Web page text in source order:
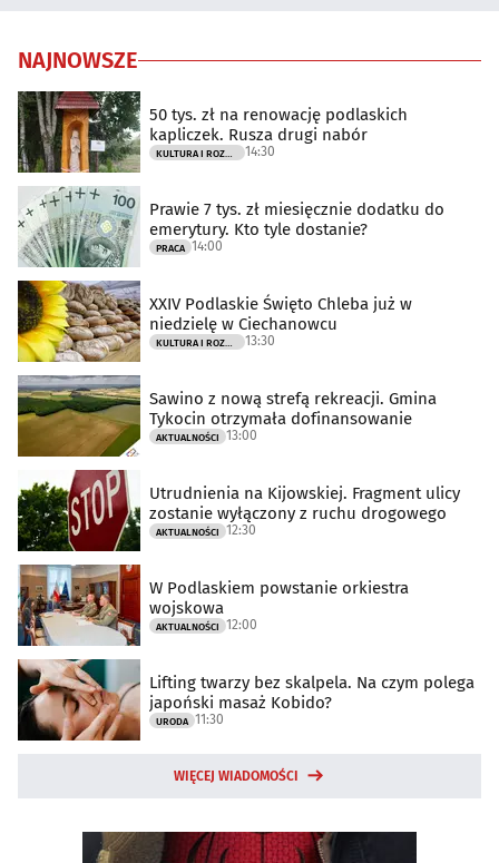
NAJNOWSZE
50 tys. zł na renowację podlaskich
kapliczek. Rusza drugi nabór
14:30
Prawie 7 tys. zł miesięcznie dodatku do
emerytury. Kto tyle dostanie?
PRACA 14:00
XXIV Podlaskie Święto Chleba już w
niedzielę w Ciechanowcu
13:30
Sawino z nową strefą rekreacji. Gmina
Tykocin otrzymała dofinansowanie
AKTUALNOŚCI 13:00
Utrudnienia na Kijowskiej. Fragment ulicy
zostanie wyłączony z ruchu drogowego
AKTUALNOŚCI 12:30
W Podlaskiem powstanie orkiestra
wojskowa
AKTUALNOŚCI 12:00
Lifting twarzy bez skalpela. Na czym polega
japoński masaż Kobido?
URODA 11:30
WIĘCEJ WIADOMOŚCI